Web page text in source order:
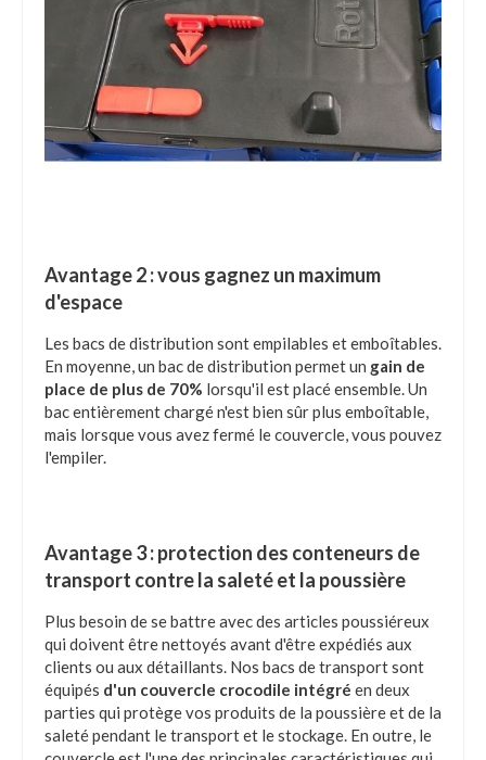
Avantage 2 : vous gagnez un maximum
d'espace
Les bacs de distribution sont empilables et emboîtables.
En moyenne, un bac de distribution permet un gain de
place de plus de 70% lorsqu'il est placé ensemble. Un
bac entièrement chargé n'est bien sûr plus emboîtable,
mais lorsque vous avez fermé le couvercle, vous pouvez
l'empiler.
Avantage 3 : protection des conteneurs de
transport contre la saleté et la poussière
Plus besoin de se battre avec des articles poussiéreux
qui doivent être nettoyés avant d'être expédiés aux
clients ou aux détaillants. Nos bacs de transport sont
équipés d'un couvercle crocodile intégré en deux
parties qui protège vos produits de la poussière et de la
saleté pendant le transport et le stockage. En outre, le